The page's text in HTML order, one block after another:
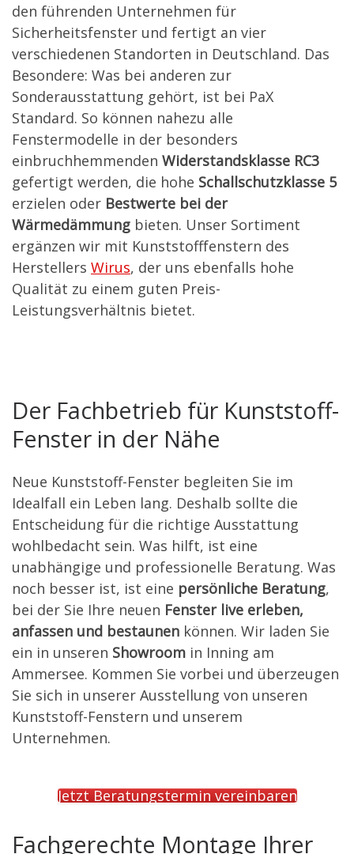
den führenden Unternehmen für
Sicherheitsfenster und fertigt an vier
verschiedenen Standorten in Deutschland. Das
Besondere: Was bei anderen zur
Sonderausstattung gehört, ist bei PaX
Standard. So können nahezu alle
Fenstermodelle in der besonders
einbruchhemmenden Widerstandsklasse RC3
gefertigt werden, die hohe Schallschutzklasse 5
erzielen oder Bestwerte bei der
Wärmedämmung bieten. Unser Sortiment
ergänzen wir mit Kunststofffenstern des
Herstellers Wirus, der uns ebenfalls hohe
Qualität zu einem guten Preis-
Leistungsverhältnis bietet.
Der Fachbetrieb für Kunststoff-
Fenster in der Nähe
Neue Kunststoff-Fenster begleiten Sie im
Idealfall ein Leben lang. Deshalb sollte die
Entscheidung für die richtige Ausstattung
wohlbedacht sein. Was hilft, ist eine
unabhängige und professionelle Beratung. Was
noch besser ist, ist eine persönliche Beratung,
bei der Sie Ihre neuen Fenster live erleben,
anfassen und bestaunen können. Wir laden Sie
ein in unseren Showroom in Inning am
Ammersee. Kommen Sie vorbei und überzeugen
Sie sich in unserer Ausstellung von unseren
Kunststoff-Fenstern und unserem
Unternehmen.
Jetzt Beratungstermin vereinbaren
Fachgerechte Montage Ihrer